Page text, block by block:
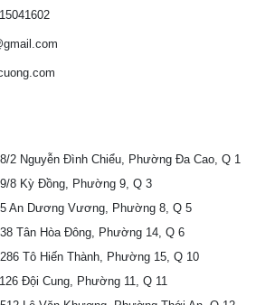
2 Nguyễn Đình Chiểu, Phường Đa Cao, Q 1
8 Kỳ Đồng, Phường 9, Q 3
An Dương Vương, Phường 8, Q 5
Tân Hòa Đông, Phường 14, Q 6
Tô Hiến Thành, Phường 15, Q 10
Đội Cung, Phường 11, Q 11